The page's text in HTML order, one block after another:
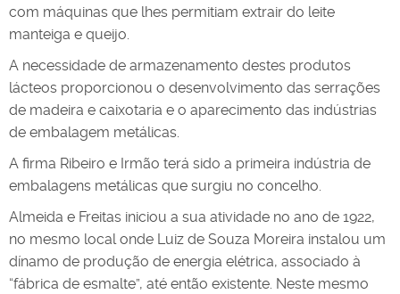
com máquinas que lhes permitiam extrair do leite
manteiga e queijo.
A necessidade de armazenamento destes produtos
lácteos proporcionou o desenvolvimento das serrações
de madeira e caixotaria e o aparecimento das indústrias
de embalagem metálicas.
A firma Ribeiro e Irmão terá sido a primeira indústria de
embalagens metálicas que surgiu no concelho.
Almeida e Freitas iniciou a sua atividade no ano de 1922,
no mesmo local onde Luiz de Souza Moreira instalou um
dínamo de produção de energia elétrica, associado à
“fábrica de esmalte”, até então existente. Neste mesmo